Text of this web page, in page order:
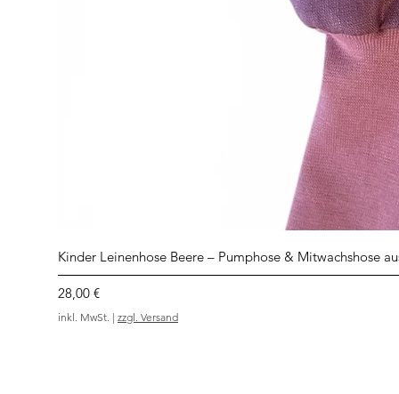
Kinder Leinenhose Beere – Pumphose & Mitwachshose
Preis
28,00 €
inkl. MwSt. | zzgl. Versand